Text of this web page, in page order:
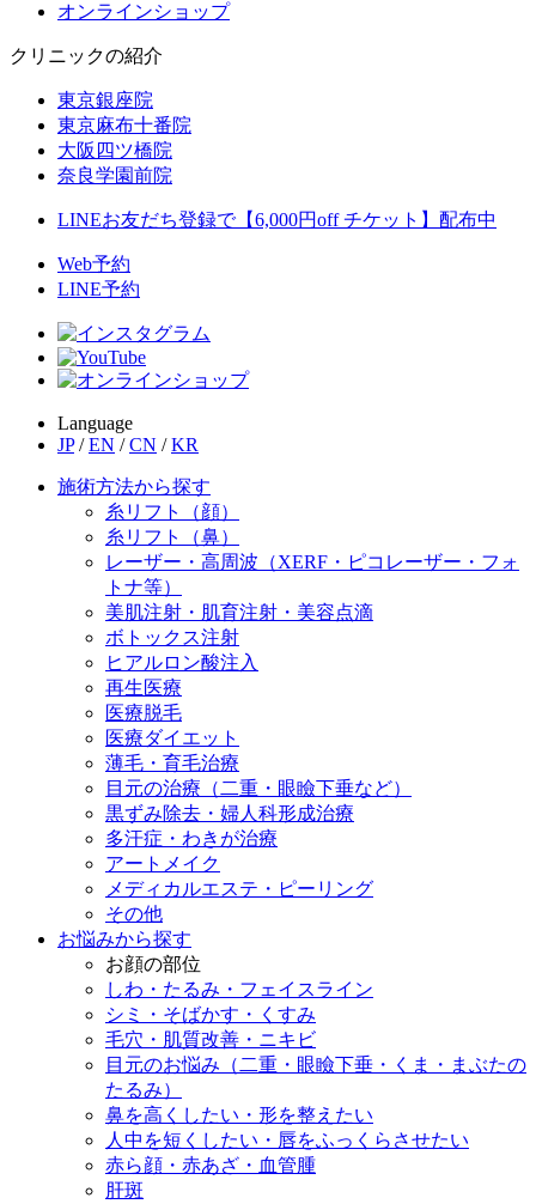
オンラインショップ
クリニックの紹介
東京銀座院
東京麻布十番院
大阪四ツ橋院
奈良学園前院
LINEお友だち登録で【6,000円off チケット】配布中
Web予約
LINE予約
Language
JP / EN / CN / KR
施術方法から探す
糸リフト（顔）
糸リフト（鼻）
レーザー・高周波（XERF・ピコレーザー・フォ
トナ等）
美肌注射・肌育注射・美容点滴
ボトックス注射
ヒアルロン酸注入
再生医療
医療脱毛
医療ダイエット
薄毛・育毛治療
目元の治療（二重・眼瞼下垂など）
黒ずみ除去・婦人科形成治療
多汗症・わきが治療
アートメイク
メディカルエステ・ピーリング
その他
お悩みから探す
お顔の部位
しわ・たるみ・フェイスライン
シミ・そばかす・くすみ
毛穴・肌質改善・ニキビ
目元のお悩み（二重・眼瞼下垂・くま・まぶたの
たるみ）
鼻を高くしたい・形を整えたい
人中を短くしたい・唇をふっくらさせたい
赤ら顔・赤あざ・血管腫
肝斑